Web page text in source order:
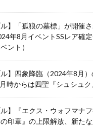
ル】「孤狼の墓標」が開催
年8月イベントSSレア確
ント）
ル】四象降臨（2024年8月
時からは四聖『シュシュ
ル】『エクス・ウォフマナ
印章』の上限解放、新た